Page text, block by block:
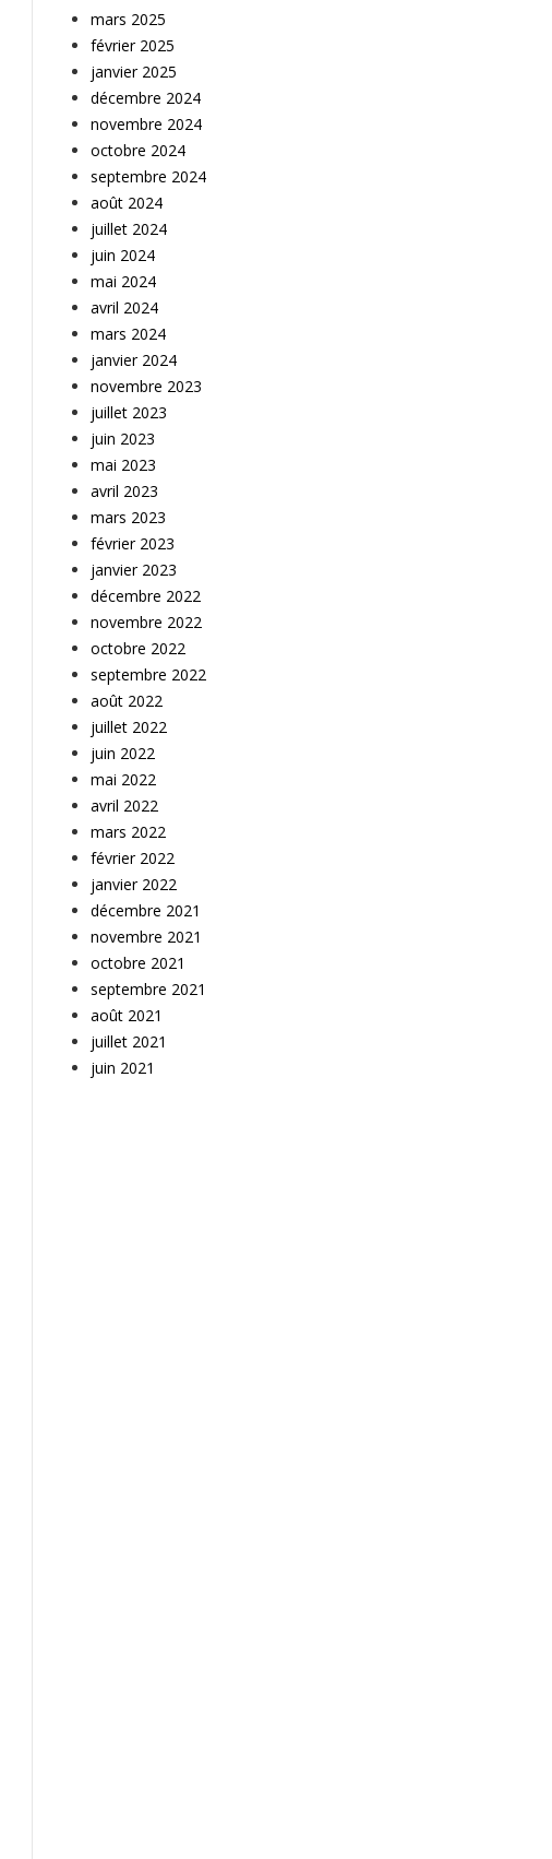
mars 2025
février 2025
janvier 2025
décembre 2024
novembre 2024
octobre 2024
septembre 2024
août 2024
juillet 2024
juin 2024
mai 2024
avril 2024
mars 2024
janvier 2024
novembre 2023
juillet 2023
juin 2023
mai 2023
avril 2023
mars 2023
février 2023
janvier 2023
décembre 2022
novembre 2022
octobre 2022
septembre 2022
août 2022
juillet 2022
juin 2022
mai 2022
avril 2022
mars 2022
février 2022
janvier 2022
décembre 2021
novembre 2021
octobre 2021
septembre 2021
août 2021
juillet 2021
juin 2021